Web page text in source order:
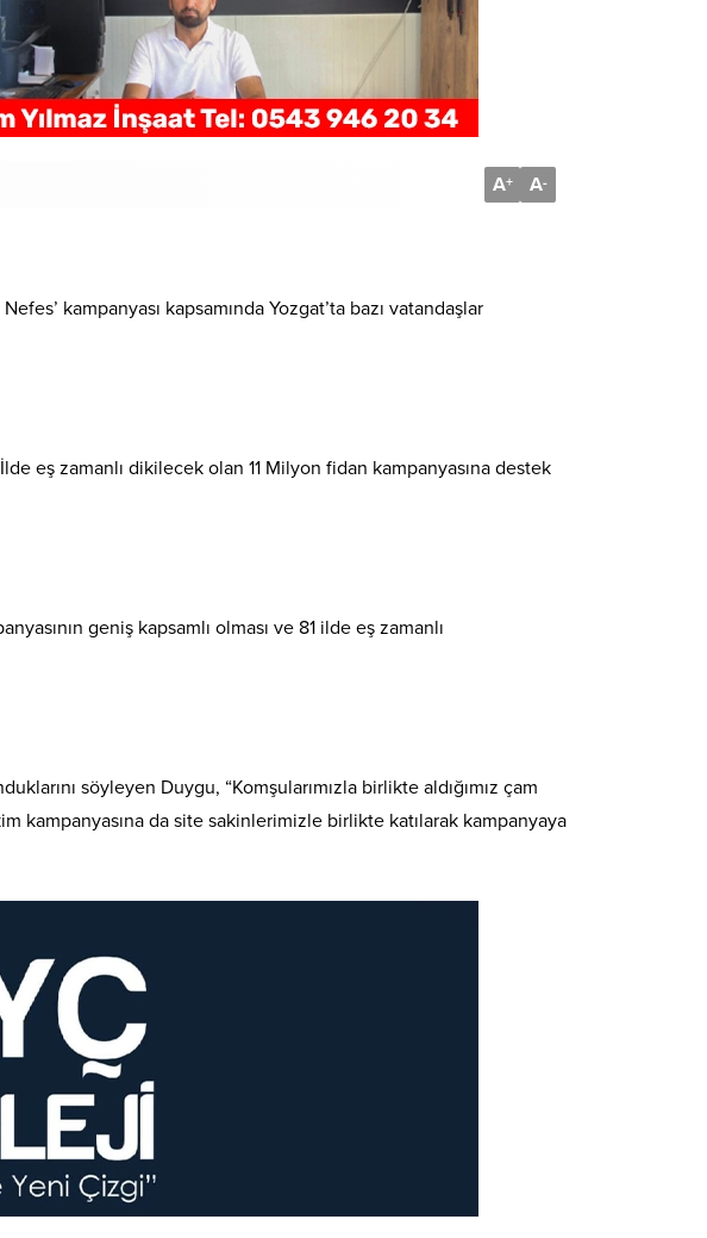
A+ A-
kampanyası kapsamında Yozgat’ta bazı vatandaşlar
eş zamanlı dikilecek olan 11 Milyon fidan kampanyasına destek
geniş kapsamlı olması ve 81 ilde eş zamanlı
söyleyen Duygu, “Komşularımızla birlikte aldığımız çam
kampanyasına da site sakinlerimizle birlikte katılarak kampanyaya